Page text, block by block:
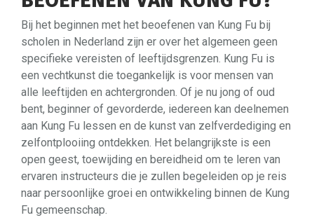
Bij het beginnen met het beoefenen van Kung Fu bij
scholen in Nederland zijn er over het algemeen geen
specifieke vereisten of leeftijdsgrenzen. Kung Fu is
een vechtkunst die toegankelijk is voor mensen van
alle leeftijden en achtergronden. Of je nu jong of oud
bent, beginner of gevorderde, iedereen kan deelnemen
aan Kung Fu lessen en de kunst van zelfverdediging en
zelfontplooiing ontdekken. Het belangrijkste is een
open geest, toewijding en bereidheid om te leren van
ervaren instructeurs die je zullen begeleiden op je reis
naar persoonlijke groei en ontwikkeling binnen de Kung
Fu gemeenschap.